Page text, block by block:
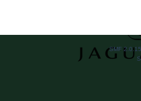
SMF 2.0.15